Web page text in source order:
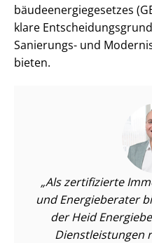
bäu­de­en­er­gie­ge­set­zes
klare
Sanierungs- und
bieten.
Als zertifizierte
und Energieberater
der Heid
Dienst­leis­tun­gen